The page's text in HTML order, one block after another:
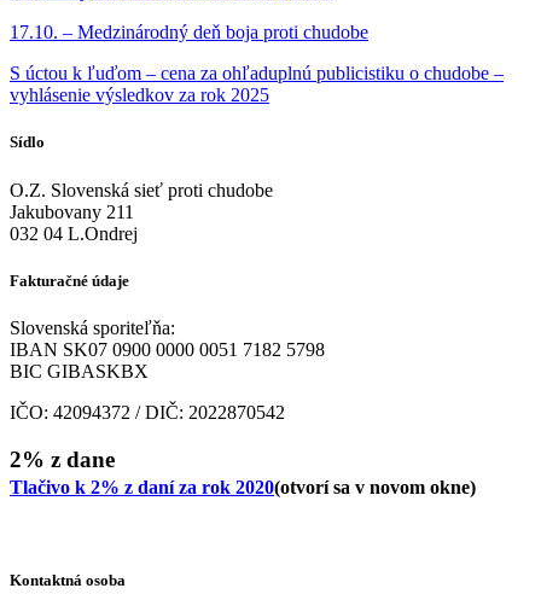
17.10. – Medzinárodný deň boja proti chudobe
S úctou k ľuďom – cena za ohľaduplnú publicistiku o chudobe –
vyhlásenie výsledkov za rok 2025
Sídlo
O.Z. Slovenská sieť proti chudobe
Jakubovany 211
032 04 L.Ondrej
Fakturačné údaje
Slovenská sporiteľňa:
IBAN SK07 0900 0000 0051 7182 5798
BIC GIBASKBX
IČO: 42094372 / DIČ: 2022870542
2% z dane
Tlačivo k 2% z daní za rok 2020(otvorí sa v novom okne)
Kontaktná osoba